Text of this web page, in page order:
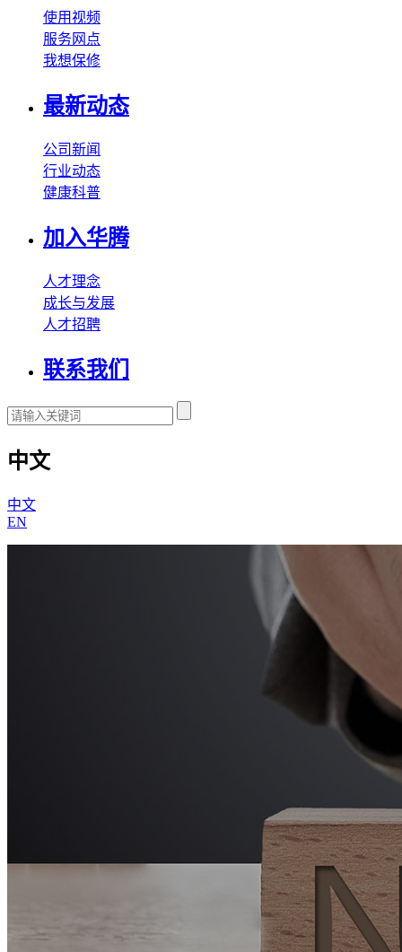
使用视频
服务网点
我想保修
最新动态
公司新闻
行业动态
健康科普
加入华腾
人才理念
成长与发展
人才招聘
联系我们
中文
中文
EN